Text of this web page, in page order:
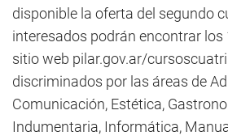
disponible la oferta del segundo
interesados podrán encontrar los
sitio web pilar.gov.ar/
discriminados por las áreas de
Comunicación, Estética,
Indumentaria, Informática,